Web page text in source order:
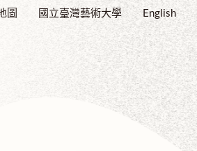
圖 國立臺灣藝術大學 English